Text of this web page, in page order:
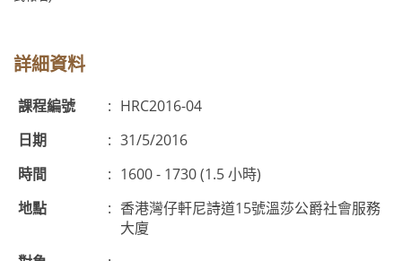
詳細資料
課程編號 : HRC2016-04
日期
: 31/5/2016
時間
: 1600 - 1730 (1.5 小時)
地點
: 香港灣仔軒尼詩道15號溫莎公爵社會服務
大廈